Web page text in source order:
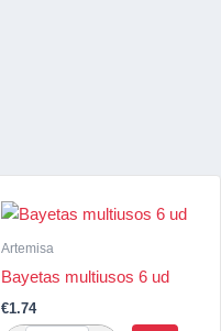
Artemisa
Bayetas multiusos 6 ud
€1.74